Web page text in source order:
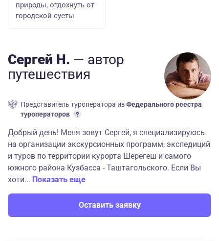
природы, отдохнуть от
городской суеты
Сергей Н. — автор
путешествия
Представитель туроператора изФедерального реестра
туроператоров
Добрый день! Меня зовут Сергей, я специализируюсь
на организации экскурсионных программ, экспедиций
и туров по территории курорта Шерегеш и самого
южного района Кузбасса - Таштагольского. Если Вы
хоти... Показать еще
Оставить заявку